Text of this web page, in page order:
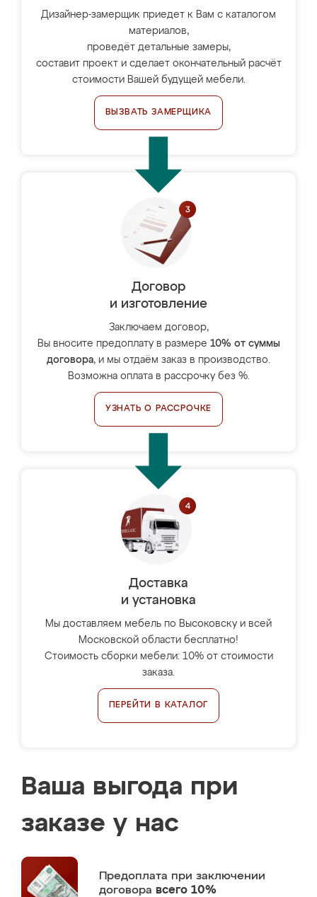
Дизайнер-замерщик приедет к Вам с каталогом
материалов,
проведёт детальные замеры,
составит проект и сделает окончательный расчёт
стоимости Вашей будущей мебели.
ВЫЗВАТЬ ЗАМЕРЩИКА
Договор
и изготовление
Заключаем договор,
Вы вносите предоплату в размере 10% от суммы
договора, и мы отдаём заказ в производство.
Возможна оплата в рассрочку без %.
УЗНАТЬ О РАССРОЧКЕ
Доставка
и установка
Мы доставляем мебель по Высоковску и всей
Московской области бесплатно!
Стоимость сборки мебели: 10% от стоимости
заказа.
ПЕРЕЙТИ В КАТАЛОГ
Ваша выгода при
заказе у нас
Предоплата при заключении
договора всего 10%